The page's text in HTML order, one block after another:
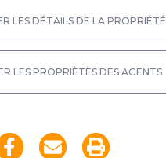
LES DÉTAILS DE LA PROPRIÉTÉ
LES PROPRIÈTÈS DES AGENTS